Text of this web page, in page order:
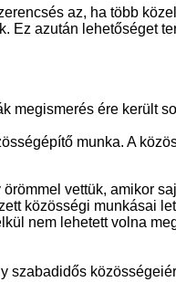
az, ha több
azután lehetőséget
ére került
munka. A
vettük, amikor
közösségi munkásai
nem lehetett volna